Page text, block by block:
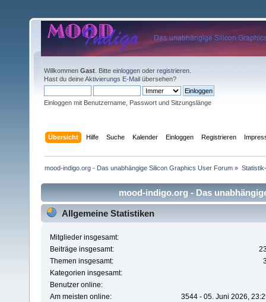
Willkommen Gast . Bitte einloggen oder registrieren
Hast du deineAktivierungs E-Mail übersehen?
Einloggen mit Benutzername, Passwort und Sitzungslänge
Übersicht Hilfe Suche Kalender Einloggen Registrieren
mood-indigo.org - Das unabhängige Silicon Graphics User Forum »
mood-indigo.org - Das
Allgemeine Statistiken
Mitglieder insgesamt:
Beiträge insgesamt:
Themen insgesamt:
Kategorien insgesamt:
Benutzer online:
Am meisten online:
3544 - 05. Juni 2026,